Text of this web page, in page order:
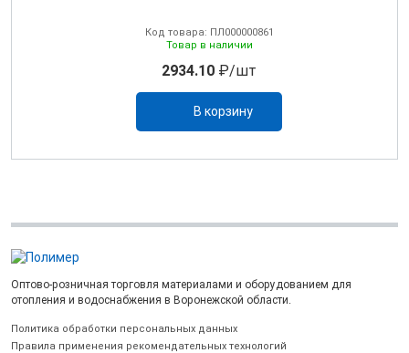
Код товара: ПЛ000000861
Товар в наличии
2934.10 ₽/шт
В корзину
Оптово-розничная торговля материалами и оборудованием для
отопления и водоснабжения в Воронежской области.
Политика обработки персональных данных
Правила применения рекомендательных технологий